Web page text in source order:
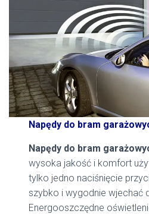
Napędy do bram
Napędy do bram
wysoka jakość i komfort
tylko jedno naciśnięcie
szybko i wygodnie wjechać
Energooszczędne